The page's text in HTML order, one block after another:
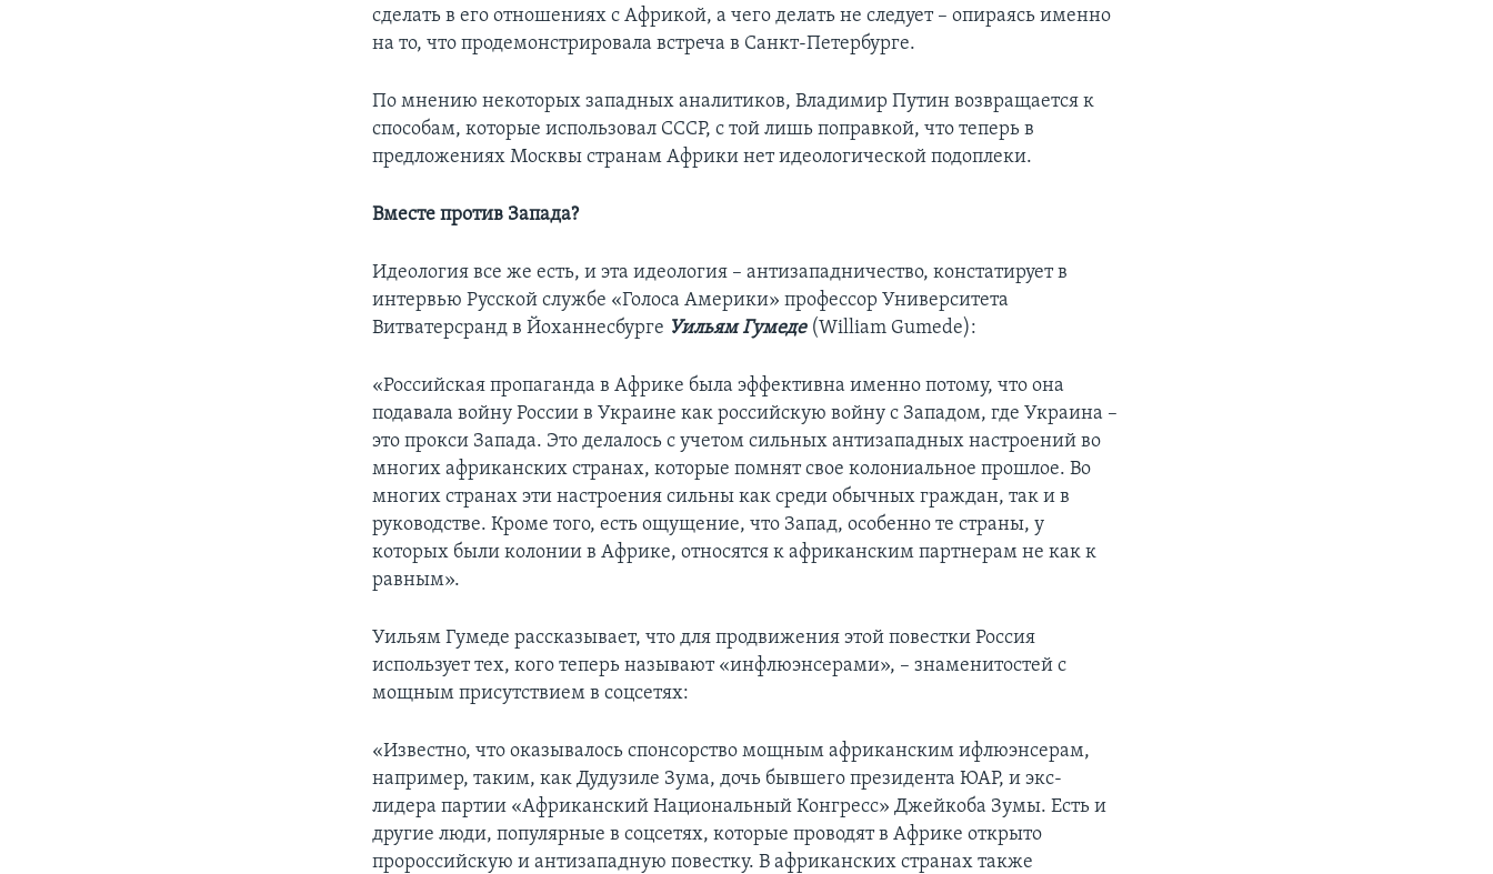
сделать в его отношениях с Африкой, а чего делать не следует – опираясь именно
на то, что продемонстрировала встреча в Санкт-Петербурге.
По мнению некоторых западных аналитиков, Владимир Путин возвращается к
способам, которые использовал СССР, с той лишь поправкой, что теперь в
предложениях Москвы странам Африки нет идеологической подоплеки.
Вместе против Запада?
Идеология все же есть, и эта идеология – антизападничество, констатирует в
интервью Русской службе «Голоса Америки» профессор Университета
Витватерсранд в Йоханнесбурге Уильям Гумеде (William Gumede):
«Российская пропаганда в Африке была эффективна именно потому, что она
подавала войну России в Украине как российскую войну с Западом, где Украина –
это прокси Запада. Это делалось с учетом сильных антизападных настроений во
многих африканских странах, которые помнят свое колониальное прошлое. Во
многих странах эти настроения сильны как среди обычных граждан, так и в
руководстве. Кроме того, есть ощущение, что Запад, особенно те страны, у
которых были колонии в Африке, относятся к африканским партнерам не как к
равным».
Уильям Гумеде рассказывает, что для продвижения этой повестки Россия
использует тех, кого теперь называют «инфлюэнсерами», – знаменитостей с
мощным присутствием в соцсетях:
«Известно, что оказывалось спонсорство мощным африканским ифлюэнсерам,
например, таким, как Дудузиле Зума, дочь бывшего президента ЮАР, и экс-
лидера партии «Африканский Национальный Конгресс» Джейкоба Зумы. Есть и
другие люди, популярные в соцсетях, которые проводят в Африке открыто
пророссийскую и антизападную повестку. В африканских странах также